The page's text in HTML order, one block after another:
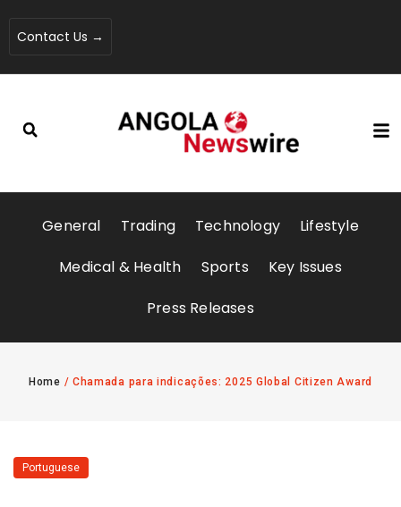
Contact Us →
General Trading Technology
Lifestyle
Medical & Health
Sports
Key Issues
Press Releases
Home / Chamada para indicações: 2025 Global Citizen Award
Portuguese